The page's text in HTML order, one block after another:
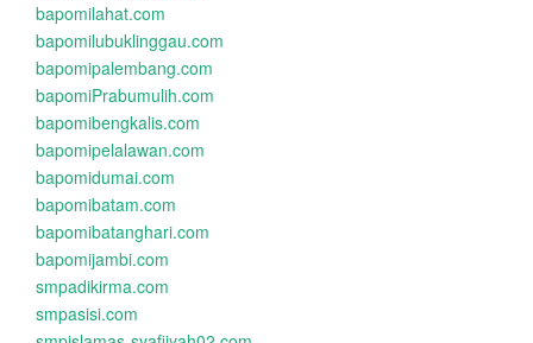
bapomilahat.com
bapomilubuklinggau.com
bapomipalembang.com
bapomiPrabumulih.com
bapomibengkalis.com
bapomipelalawan.com
bapomidumai.com
bapomibatam.com
bapomibatanghari.com
bapomijambi.com
smpadikirma.com
smpasisi.com